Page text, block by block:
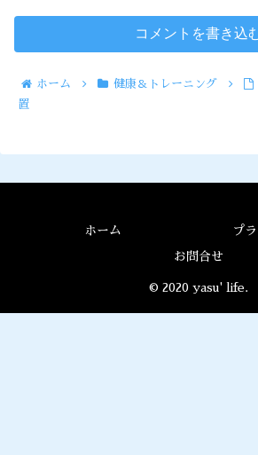
コメントを書き込
ホーム 健康＆トレーニング
置
ホーム プ
お問合せ
© 2020 yasu' life.